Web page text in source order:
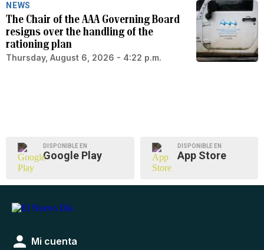
NEWS
The Chair of the AAA Governing Board
resigns over the handling of the
rationing plan
Thursday, August 6, 2026 - 4:22 p.m.
DISPONIBLE EN
Google Play
DISPONIBLE EN
App Store
Mi cuenta